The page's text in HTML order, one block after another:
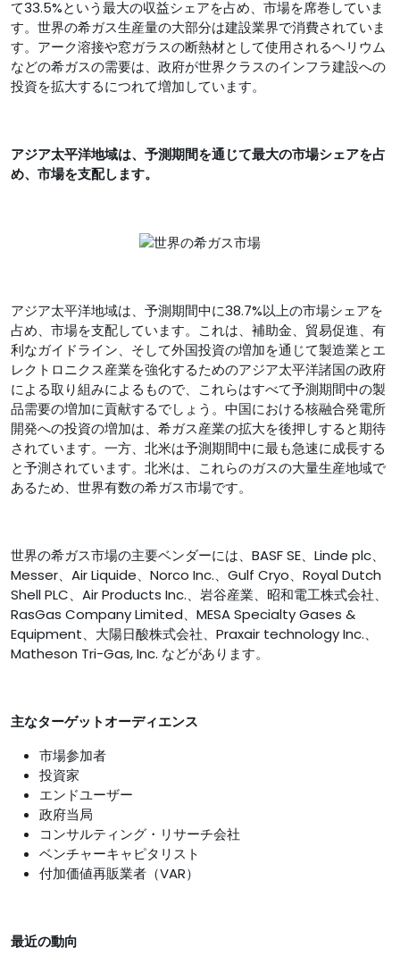
て33.5%という最大の収益シェアを占め、市場を席巻していま
す。世界の希ガス生産量の大部分は建設業界で消費されていま
す。アーク溶接や窓ガラスの断熱材として使用されるヘリウム
などの希ガスの需要は、政府が世界クラスのインフラ建設への
投資を拡大するにつれて増加しています。
アジア太平洋地域は、予測期間を通じて最大の市場シェアを占
め、市場を支配します。
アジア太平洋地域は、予測期間中に38.7%以上の市場シェアを
占め、市場を支配しています。これは、補助金、貿易促進、有
利なガイドライン、そして外国投資の増加を通じて製造業とエ
レクトロニクス産業を強化するためのアジア太平洋諸国の政府
による取り組みによるもので、これらはすべて予測期間中の製
品需要の増加に貢献するでしょう。中国における核融合発電所
開発への投資の増加は、希ガス産業の拡大を後押しすると期待
されています。一方、北米は予測期間中に最も急速に成長する
と予測されています。北米は、これらのガスの大量生産地域で
あるため、世界有数の希ガス市場です。
世界の希ガス市場の主要ベンダーには、BASF SE、Linde plc、
Messer、Air Liquide、Norco Inc.、Gulf Cryo、Royal Dutch
Shell PLC、Air Products Inc.、岩谷産業、昭和電工株式会社、
RasGas Company Limited、MESA Specialty Gases &
Equipment、大陽日酸株式会社、Praxair technology Inc.、
Matheson Tri-Gas, Inc. などがあります。
主なターゲットオーディエンス
市場参加者
投資家
エンドユーザー
政府当局
コンサルティング・リサーチ会社
ベンチャーキャピタリスト
付加価値再販業者（VAR）
最近の動向